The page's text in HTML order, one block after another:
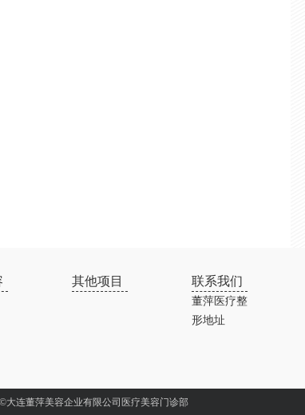
其他项目 联系我们
董萍医疗整
形地址
大连董萍美容企业有限公司医疗美容门诊部